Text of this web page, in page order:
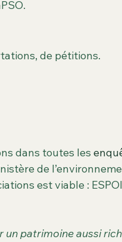
de pétitions.
dans toutes les
de
est viable :
un patrimoine aussi